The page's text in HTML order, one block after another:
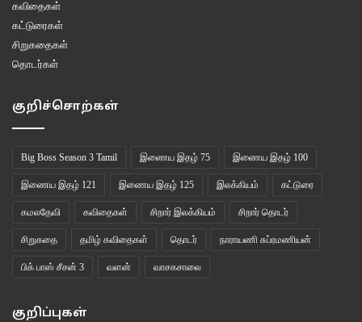
இணைய இதழ் 90
மன்னர்மன்னன் குமரன்
கவிதைகள்
கட்டுரைகள்
சிறுகதைகள்
தொடர்கள்
குறிச்சொற்கள்
Big Boss Season 3 Tamil இணைய இதழ் 75 இணைய இதழ் 100
இணைய இதழ் 121 இணைய இதழ் 125 இலக்கியம் கட்டுரை
கமலதேவி கவிதைகள் சிறார் இலக்கியம் சிறார் தொடர்
சிறுகதை தமிழ் கவிதைகள் தொடர் நாராயணி சுப்ரமணியன்
பிக் பாஸ் சீசன் 3 வளன் வாசகசாலை
குறிப்புகள்